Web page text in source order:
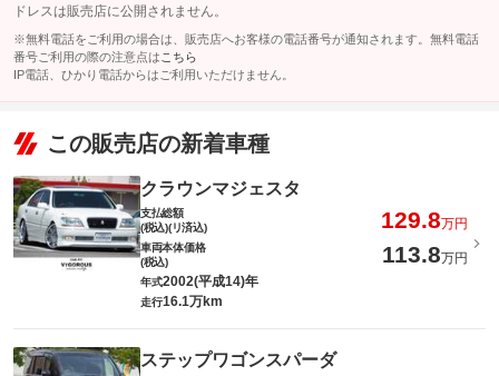
ドレスは販売店に公開されません。
※無料電話をご利用の場合は、販売店へお客様の電話番号が通知されます。無料電話
番号ご利用の際の注意点は こちら
IP電話、ひかり電話からはご利用いただけません。
この販売店の新着車種
クラウンマジェスタ
支払総額
(税込)(リ済込)
129.8万円
車両本体価格
(税込)
113.8万円
年式2002(平成14)年
走行16.1万km
ステップワゴンスパーダ